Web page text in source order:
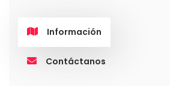
Información
Contáctanos